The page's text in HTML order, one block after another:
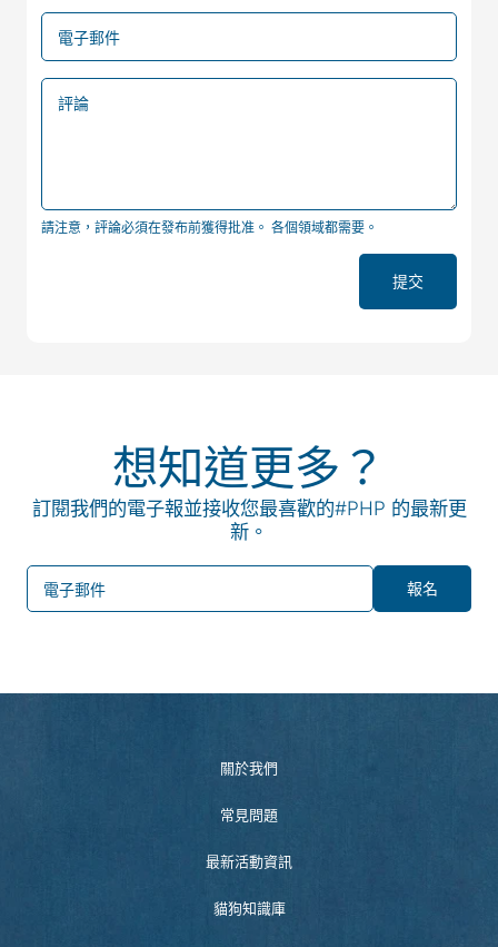
電子郵件
評論
請注意，評論必須在發布前獲得批准。 各個領域都需要。
提交
想知道更多？
訂閱我們的電子報並接收您最喜歡的#PHP 的最新更
新。
電子郵件 報名
關於我們
常見問題
最新活動資訊
貓狗知識庫